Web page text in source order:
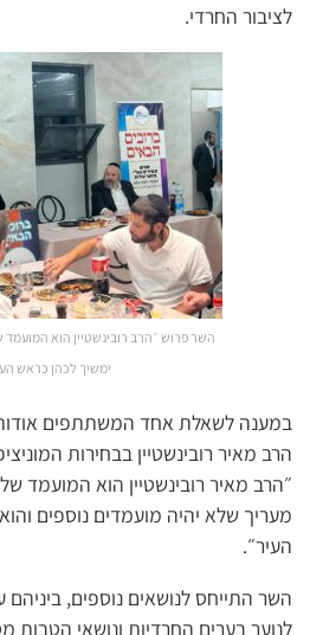
לציבור החרדי.
השר פרוש ״הרב רובינשטיין הוא המועמד
ימשיך לכהן כראש
במענה לשאלת אחד המשתתפים
הרב מאיר רובינשטיין בבחירות
״הרב מאיר רובינשטיין הוא המועמד
מעריך שלא יהיה מועמדים נוספים
העיר״.
השר התייחס לנושאים נוספים, ביניהם
לנוער בערים החרדיות ונושאי הטבות